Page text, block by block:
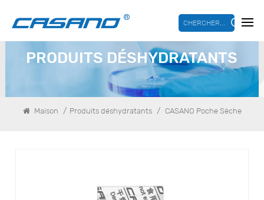
CHERCHER...
PRODUITS DÉSHYDRATANTS
Maison / Produits déshydratants / CASANO Poche Sèche